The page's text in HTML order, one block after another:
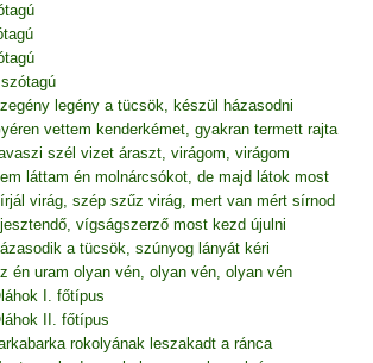
legény a tücsök, készül házasodni
vettem kenderkémet, gyakran termett rajta
szél vizet áraszt, virágom, virágom
láttam én molnárcsókot, de majd látok most
virág, szép szűz virág, mert van mért sírnod
vígságszerző most kezd újulni
a tücsök, szúnyog lányát kéri
én uram olyan vén, olyan vén, olyan vén
I. főtípus
II. főtípus
rokolyának leszakadt a ránca